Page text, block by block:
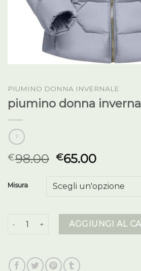
PIUMINO DONNA INVERNALE
piumino donna
€98.00 €65.00
Misura
piumino donna invernale quantità
AGGIUNGI AL